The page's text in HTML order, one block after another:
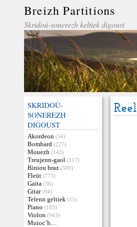
Breizh Partitions
Skridoù-sonerezh keltiek digoust
SKRIDOÙ-
SONEREZH
DIGOUST
Akordeon (54)
Bombard (227)
Mouezh (143)
Treujenn-gaol (117)
Biniou braz (500)
Fleüt (773)
Gaita (56)
Gitar (94)
Telenn geltiek (15)
Piano (103)
Violon (943)
Muioc’h…
Reel